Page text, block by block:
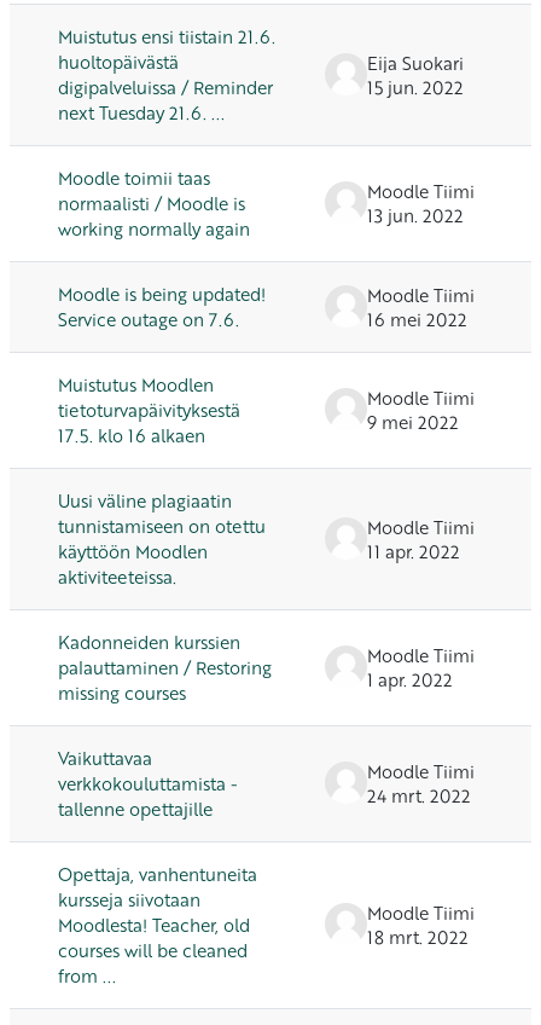
Muistutus ensi tiistain 21.6.
huoltopäivästä
digipalveluissa / Reminder
next Tuesday 21.6. ...
Eija Suokari
15 jun. 2022
Moodle toimii taas
normaalisti / Moodle is
working normally again
Moodle Tiimi
13 jun. 2022
Moodle is being updated!
Service outage on 7.6.
Moodle Tiimi
16 mei 2022
Muistutus Moodlen
tietoturvapäivityksestä
17.5. klo 16 alkaen
Moodle Tiimi
9 mei 2022
Uusi väline plagiaatin
tunnistamiseen on otettu
käyttöön Moodlen
aktiviteeteissa.
Moodle Tiimi
11 apr. 2022
Kadonneiden kurssien
palauttaminen / Restoring
missing courses
Moodle Tiimi
1 apr. 2022
Vaikuttavaa
verkkokouluttamista -
tallenne opettajille
Moodle Tiimi
24 mrt. 2022
Opettaja, vanhentuneita
kursseja siivotaan
Moodlesta! Teacher, old
courses will be cleaned
from ...
Moodle Tiimi
18 mrt. 2022